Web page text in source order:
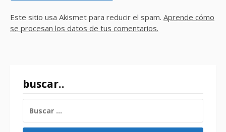
Este sitio usa Akismet para reducir el spam. Aprende cómo
se procesan los datos de tus comentarios.
buscar..